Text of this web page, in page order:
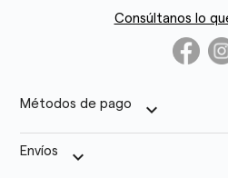
Consúltanos lo
Métodos de pago keyboard_arrow_down
Envíos keyboard_arrow_down